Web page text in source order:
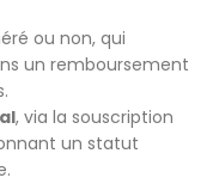
ou non, qui
un remboursement
, via la souscription
un statut